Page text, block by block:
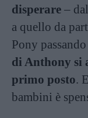
disperare –
a quello da
Pony
di Anthony si
primo posto.
bambini è